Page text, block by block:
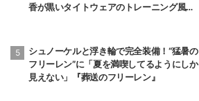
香が黒いタイトウェアのトレーニング風景
シュノーケルと浮き輪で完全装備！“猛暑の
フリーレン”に「夏を満喫してるようにしか
見えない」『葬送のフリーレン』